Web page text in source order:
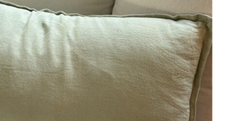
Se kurvKasse